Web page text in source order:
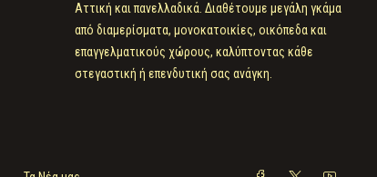
Αττική και πανελλαδικά. Διαθέτουμε μεγάλη γκάμα
από διαμερίσματα, μονοκατοικίες, οικόπεδα και
επαγγελματικούς χώρους, καλύπτοντας κάθε
στεγαστική ή επενδυτική σας ανάγκη.